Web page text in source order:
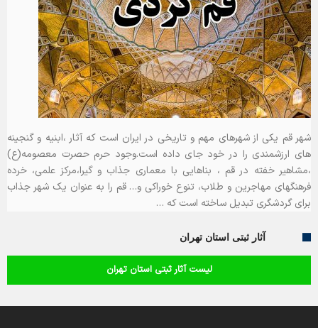
شهر قم یکی از شهرهای مهم و تاریخی در ایران است که آثار ،ابنیه و گنجینه
های ارزشمندی را در خود جای داده است.وجود حرم حصرت معصومه(ع)
،مشاهیر خفته در قم ، بناهایی با معماری جذاب و گیرا،مرکز علمی، خرده
فرهنگهای مهاجرین و طلاب، تنوع خوراکی و… قم را به عنوان یک شهر جذاب
برای گردشگری تبدیل ساخته است که …
آثار ثبتی استان تهران
لیست آثار ثبتی استان تهران